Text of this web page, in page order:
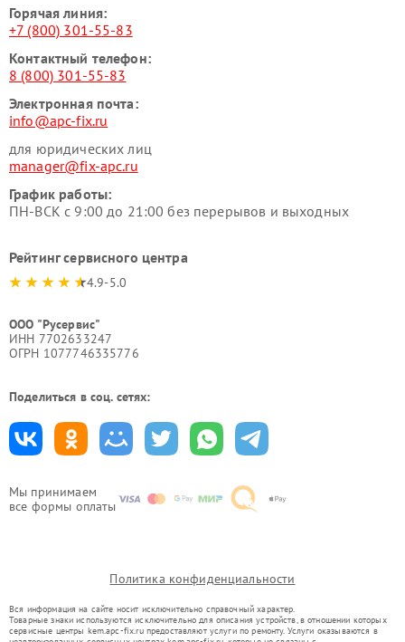
Мы принимаем
все формы оплаты
Горячая линия:
+7 (800) 301-55-83
Контактный телефон:
8 (800) 301-55-83
Электронная почта:
info@apc-fix.ru
для юридических лиц
manager@fix-apc.ru
График работы:
ПН-ВСК с 9:00 до 21:00 без перерывов и выходных
Рейтинг сервисного центра
4.9-5.0
ООО "Русервис"
ИНН 7702633247
ОГРН 1077746335776
Поделиться в соц. сетях:
Политика конфиденциальности
Вся информация на сайте носит исключительно справочный характер.
Товарные знаки используются исключительно для описания устройств, в отношении которых
сервисные центры kem.apc-fix.ru предоставляют услуги по ремонту. Услуги оказываются в